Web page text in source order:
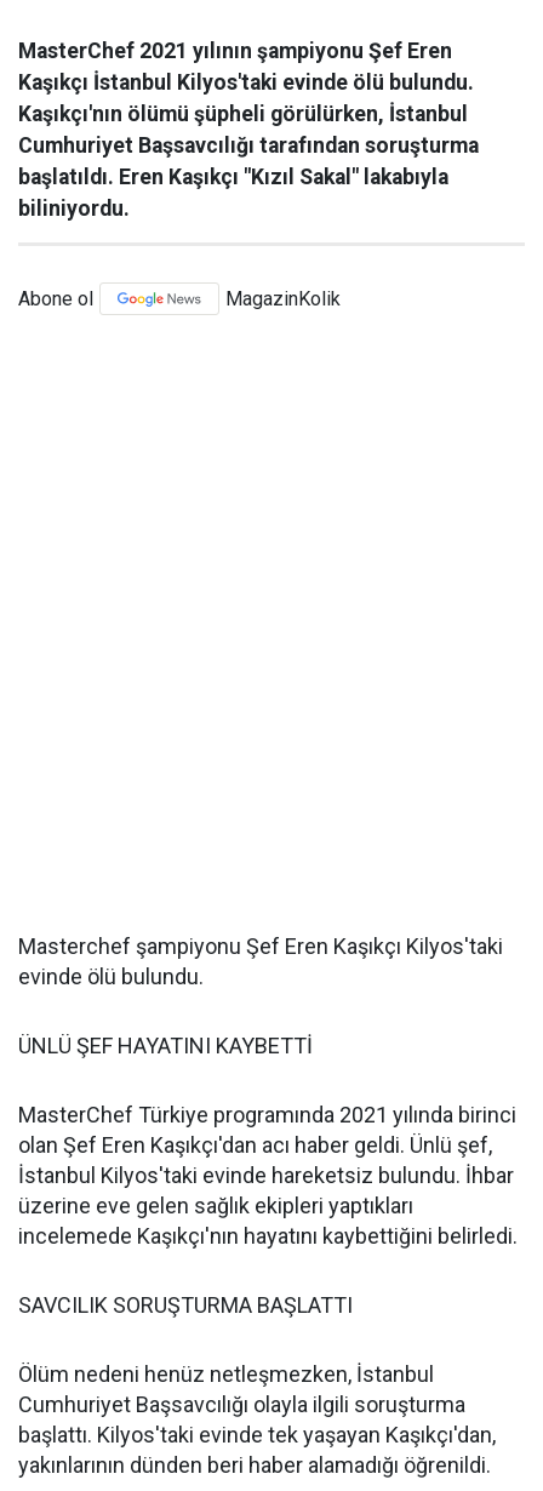
MasterChef 2021 yılının şampiyonu Şef Eren
Kaşıkçı İstanbul Kilyos'taki evinde ölü bulundu.
Kaşıkçı'nın ölümü şüpheli görülürken, İstanbul
Cumhuriyet Başsavcılığı tarafından soruşturma
başlatıldı. Eren Kaşıkçı "Kızıl Sakal" lakabıyla
biliniyordu.
Abone ol MagazinKolik
Masterchef şampiyonu Şef Eren Kaşıkçı Kilyos'taki
evinde ölü bulundu.
ÜNLÜ ŞEF HAYATINI KAYBETTİ
MasterChef Türkiye programında 2021 yılında birinci
olan Şef Eren Kaşıkçı'dan acı haber geldi. Ünlü şef,
İstanbul Kilyos'taki evinde hareketsiz bulundu. İhbar
üzerine eve gelen sağlık ekipleri yaptıkları
incelemede Kaşıkçı'nın hayatını kaybettiğini belirledi.
SAVCILIK SORUŞTURMA BAŞLATTI
Ölüm nedeni henüz netleşmezken, İstanbul
Cumhuriyet Başsavcılığı olayla ilgili soruşturma
başlattı. Kilyos'taki evinde tek yaşayan Kaşıkçı'dan,
yakınlarının dünden beri haber alamadığı öğrenildi.